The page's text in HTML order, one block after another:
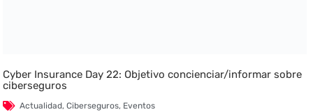
Cyber Insurance Day 22: Objetivo concienciar/informar sobre
ciberseguros
Actualidad,Ciberseguros, Eventos